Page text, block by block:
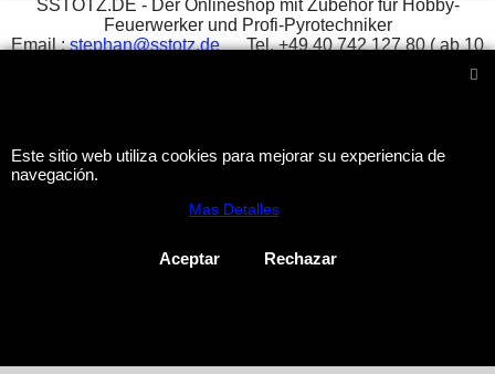
SSTOTZ.DE - Der Onlineshop mit Zubehör für Hobby-
Feuerwerker und Profi-Pyrotechniker
Email :stephan@sstotz.deTel. +49 40 742 127 80 ( ab 10
To create online store
ShopFactory eCommerce
Este sitio web utiliza cookies para mejorar su experiencia de
navegación.
Mas Detalles
Aceptar Rechazar